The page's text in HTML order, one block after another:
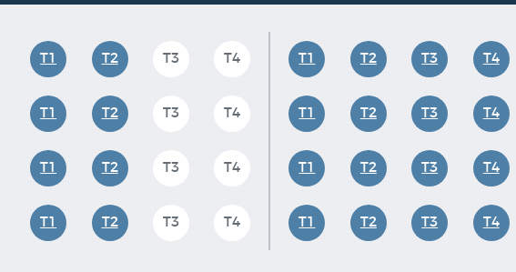
T1 T2 T3 T4
T1 T2 T3 T4
T1 T2 T3 T4
T1 T2 T3 T4
T1 T2 T3 T4
T1 T2 T3 T4
T1 T2 T3 T4
T1 T2 T3 T4